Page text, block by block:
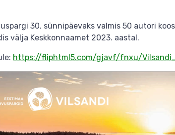
30. sünnipäevaks valmis 50 autori
välja Keskkonnaamet 2023. aastal.
https://fliphtml5.com/gjavf/fnxu/